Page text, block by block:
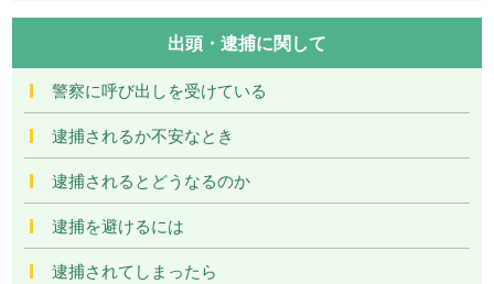
出頭・逮捕に関して
警察に呼び出しを受けている
逮捕されるか不安なとき
逮捕されるとどうなるのか
逮捕を避けるには
逮捕されてしまったら